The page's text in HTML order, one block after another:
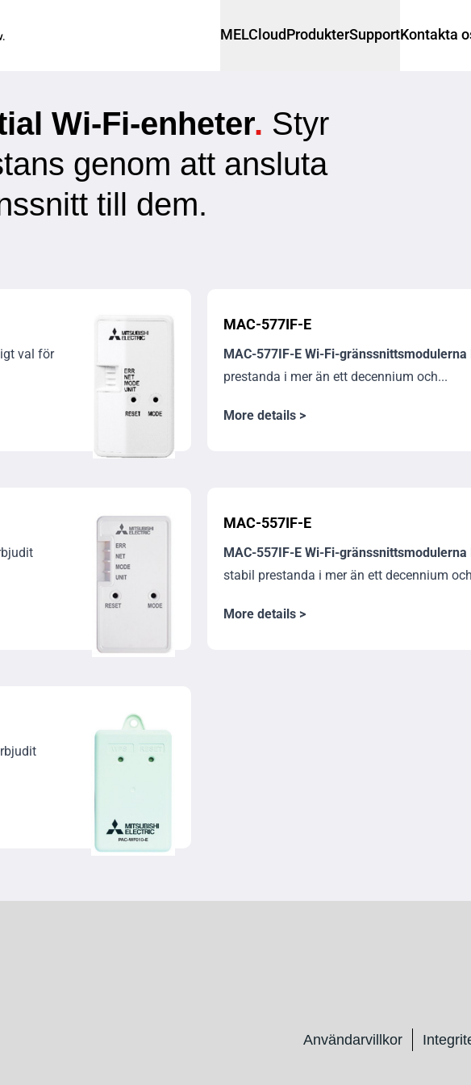
MELCloudProdukterSupportKontakta
Wi-Fi-enheter. Styr
genom att ansluta
till dem.
val för
MAC-577IF-E
MAC-577IF-E Wi-Fi-gränssnittsmodulerna
prestanda i mer än ett decennium och...
More details >
MAC-557IF-E
MAC-557IF-E Wi-Fi-gränssnittsmodulerna
stabil prestanda i mer än ett decennium
More details >
Användarvillkor